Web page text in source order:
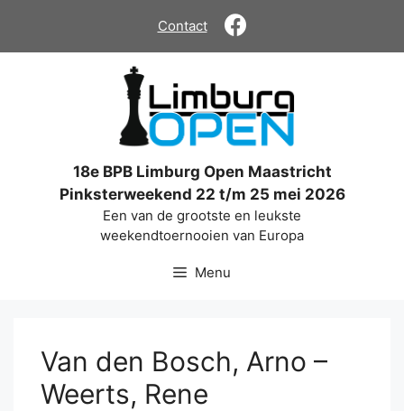
de
Contact
18e BPB Limburg Open Maastricht
Pinksterweekend 22 t/m 25 mei 2026
Een van de grootste en leukste
weekendtoernooien van Europa
Menu
Van den Bosch, Arno –
Weerts, Rene